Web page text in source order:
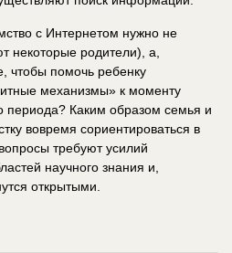
с Интернетом нужно не
некоторые родители), а,
чтобы помочь ребенку
механизмы» к моменту
периода? Каким образом семья и
вовремя сориентироваться в
требуют усилий
научного знания и,
открытыми.